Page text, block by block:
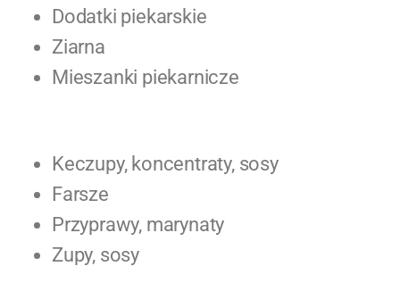
Dodatki piekarskie
Ziarna
Mieszanki piekarnicze
Keczupy, koncentraty, sosy
Farsze
Przyprawy, marynaty
Zupy, sosy